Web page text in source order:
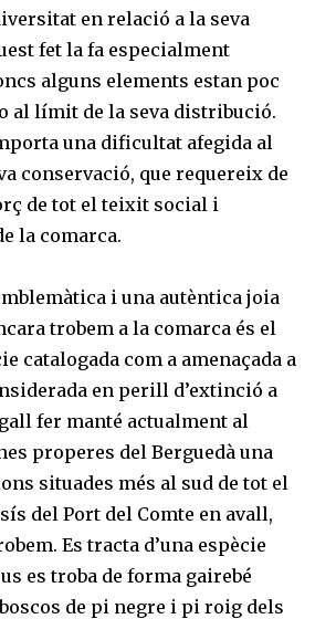
en relació a la seva
fet la fa especialment
alguns elements estan poc
al límit de la seva distribució.
una dificultat afegida al
conservació, que requereix de
de tot el teixit social i
la comarca.
i una autèntica joia
trobem a la comarca és el
catalogada com a amenaçada a
en perill d’extinció a
fer manté actualment al
properes del Berguedà una
situades més al sud de tot el
del Port del Comte en avall,
Es tracta d’una espècie
es troba de forma gairebé
de pi negre i pi roig dels